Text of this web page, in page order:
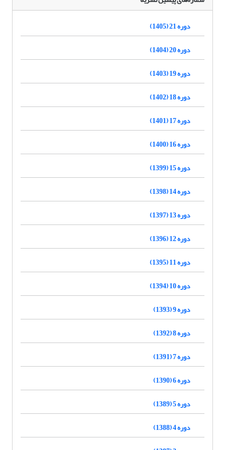
دوره 21 (1405)
دوره 20 (1404)
دوره 19 (1403)
دوره 18 (1402)
دوره 17 (1401)
دوره 16 (1400)
دوره 15 (1399)
دوره 14 (1398)
دوره 13 (1397)
دوره 12 (1396)
دوره 11 (1395)
دوره 10 (1394)
دوره 9 (1393)
دوره 8 (1392)
دوره 7 (1391)
دوره 6 (1390)
دوره 5 (1389)
دوره 4 (1388)